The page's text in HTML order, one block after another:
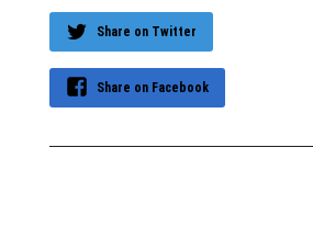
Share on Twitter
Share on Facebook